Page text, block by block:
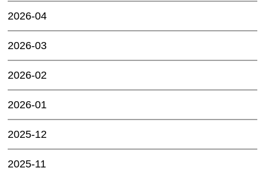
2026-04
2026-03
2026-02
2026-01
2025-12
2025-11